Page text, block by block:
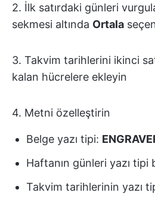
2. İlk satırdaki günleri
sekmesi altında Ortala
3. Takvim tarihlerini ikinci
kalan hücrelere ekleyin
4. Metni özelleştirin
Belge yazı tipi:
Haftanın günleri yazı tipi
Takvim tarihlerinin yazı